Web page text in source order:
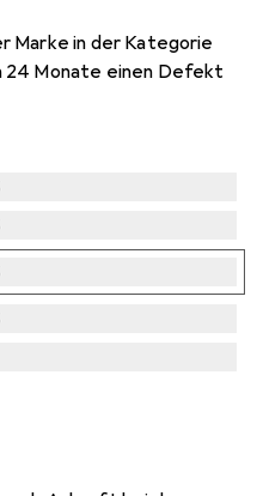
Marke in der Kategorie
24 Monate einen Defekt